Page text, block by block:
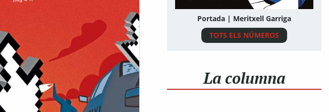
Portada | Meritxell Garriga
TOTS ELS NÚMEROS
La columna